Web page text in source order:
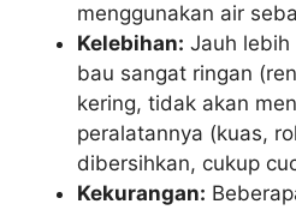
menggunakan air
Kelebihan: Jauh lebih
bau sangat ringan
kering, tidak akan
peralatannya (kuas,
dibersihkan, cukup
Kekurangan: